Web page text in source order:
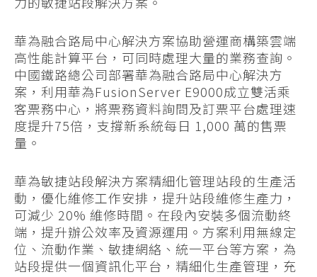
華為融合路局中心解決方案協助營運商構築雲端
高性能計算平台，可同時處理大量的業務查詢。
中國鐵路總公司部署華為融合路局中心解決方
案，利用華為FusionServer E9000成立雙活乘
客票務中心，將票務資料詢問及訂票平台處理速
度提升75倍，支撐新系統每日 1,000 萬的售票
量。
華為敏捷站段解決方案精細化管理站段的生產活
動，優化維修工作安排，提升站段維修生產力，
可減少 20% 維修時間。在段內安裝多個流動終
端，提升辦公效率及資源運用。方案利用無線定
位、流動作業、敏捷網絡、統一平台等方案，為
站段提供一個資訊化平台，精細化生產管理，充